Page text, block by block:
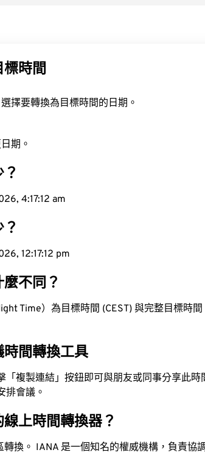
時間
擇要轉換為目標時間的日期。
期。
4:17:13 am
12:17:13 pm
不同？
Time）為目標時間 (CEST) 與完整目標時
間轉換工具
「複製連結」按鈕即可與朋友或同事分享此時
排會議。
上時間轉換器？
轉換。 IANA 是一個知名的權威機構，負責協